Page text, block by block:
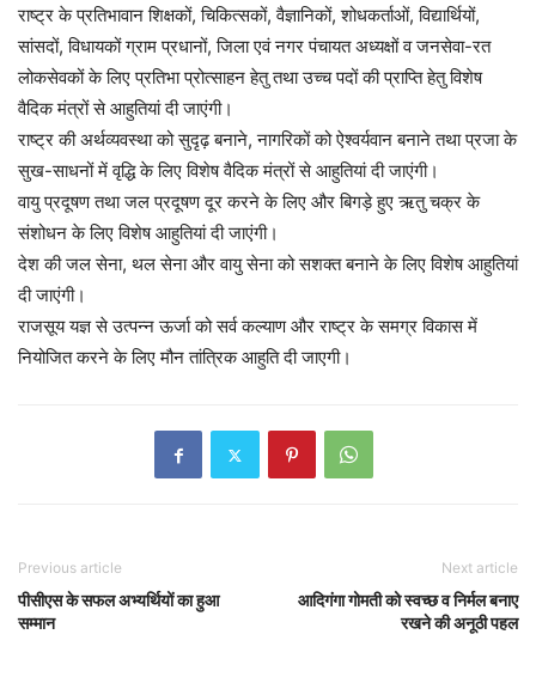
राष्ट्र के प्रतिभावान शिक्षकों, चिकित्सकों, वैज्ञानिकों, शोधकर्ताओं, विद्यार्थियों,
सांसदों, विधायकों ग्राम प्रधानों, जिला एवं नगर पंचायत अध्यक्षों व जनसेवा-रत
लोकसेवकों के लिए प्रतिभा प्रोत्साहन हेतु तथा उच्च पदों की प्राप्ति हेतु विशेष
वैदिक मंत्रों से आहुतियां दी जाएंगी।
राष्ट्र की अर्थव्यवस्था को सुदृढ़ बनाने, नागरिकों को ऐश्वर्यवान बनाने तथा प्रजा के
सुख-साधनों में वृद्धि के लिए विशेष वैदिक मंत्रों से आहुतियां दी जाएंगी।
वायु प्रदूषण तथा जल प्रदूषण दूर करने के लिए और बिगड़े हुए ऋतु चक्र के
संशोधन के लिए विशेष आहुतियां दी जाएंगी।
देश की जल सेना, थल सेना और वायु सेना को सशक्त बनाने के लिए विशेष आहुतियां
दी जाएंगी।
राजसूय यज्ञ से उत्पन्न ऊर्जा को सर्व कल्याण और राष्ट्र के समग्र विकास में
नियोजित करने के लिए मौन तांत्रिक आहुति दी जाएगी।
Previous article
पीसीएस के सफल अभ्यर्थियों का हुआ
सम्मान
Next article
आदिगंगा गोमती को स्वच्छ व निर्मल बनाए
रखने की अनूठी पहल